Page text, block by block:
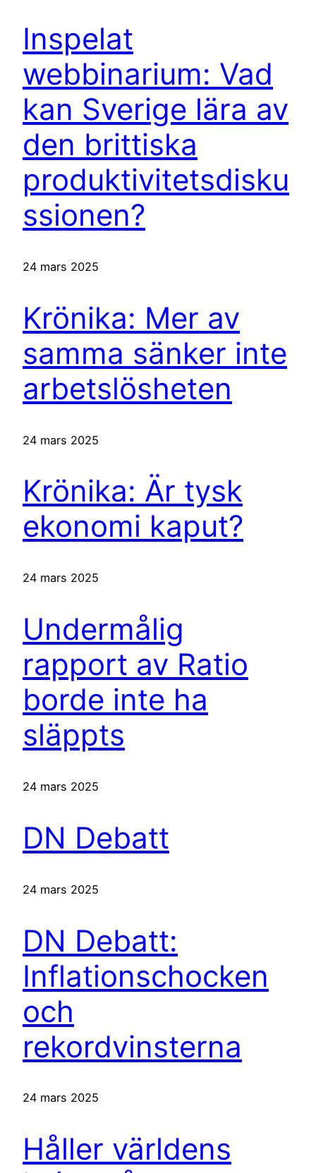
Inspelat
webbinarium: Vad
kan Sverige lära av
den brittiska
produktivitetsdisku
ssionen?
24 mars 2025
Krönika: Mer av
samma sänker inte
arbetslösheten
24 mars 2025
Krönika: Är tysk
ekonomi kaput?
24 mars 2025
Undermålig
rapport av Ratio
borde inte ha
släppts
24 mars 2025
DN Debatt
24 mars 2025
DN Debatt:
Inflationschocken
och
rekordvinsterna
24 mars 2025
Håller världens